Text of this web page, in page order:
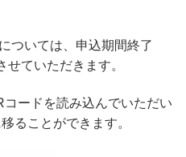
ては、申込期間終了
ていただきます。
ドを読み込んでいただい
ることができます。